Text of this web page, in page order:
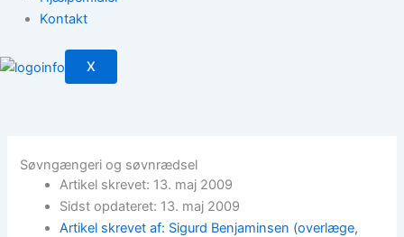
Kontakt
X
Søvngængeri og søvnrædsel
Artikel skrevet: 13. maj 2009
Sidst opdateret: 13. maj 2009
Artikel skrevet af: Sigurd Benjaminsen (overlæge,